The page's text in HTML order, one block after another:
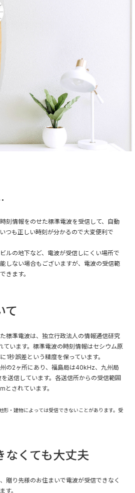
刻情報をのせた標準電波を受信して、自動
つも正しい時刻が分かるので大変便利で
ルの地下など、電波が受信しにくい場所で
しない場合もございますが、電波の受信範
きます。
て
標準電波は、独立行政法人の情報通信研究
ています。標準電波の時刻情報はセシウム原
1秒誤差という精度を保っています。
の2ヶ所にあり、福島局は40kHz、九州局
送信しています。各送信所からの受信範囲
とされています。
・建物によっては受信できないことがあります。受
なくても大丈夫
贈り先様のお住まいで電波が受信できなく
す。